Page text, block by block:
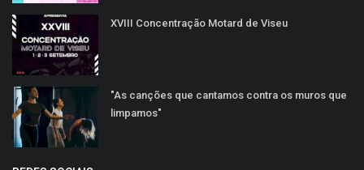
XVIII Concentração Motard de Viseu
"As canções que cantamos contra os muros que
limpamos"